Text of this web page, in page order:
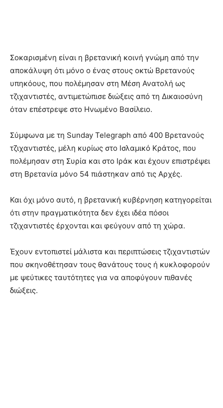
Σοκαρισμένη είναι η βρετανική κοινή γνώμη από την
αποκάλυψη ότι μόνο ο ένας στους οκτώ Βρετανούς
υπηκόους, που πολέμησαν στη Μέση Ανατολή ως
τζιχαντιστές, αντιμετώπισε διώξεις από τη Δικαιοσύνη
όταν επέστρεψε στο Ηνωμένο Βασίλειο.
Σύμφωνα με τη Sunday Telegraph από 400 Βρετανούς
τζιχαντιστές, μέλη κυρίως στο Ισλαμικό Κράτος, που
πολέμησαν στη Συρία και στο Ιράκ και έχουν επιστρέψει
στη Βρετανία μόνο 54 πιάστηκαν από τις Αρχές.
Και όχι μόνο αυτό, η βρετανική κυβέρνηση κατηγορείται
ότι στην πραγματικότητα δεν έχει ιδέα πόσοι
τζιχαντιστές έρχονται και φεύγουν από τη χώρα.
Έχουν εντοπιστεί μάλιστα και περιπτώσεις τζιχαντιστών
που σκηνοθέτησαν τους θανάτους τους ή κυκλοφορούν
με ψεύτικες ταυτότητες για να αποφύγουν πιθανές
διώξεις.